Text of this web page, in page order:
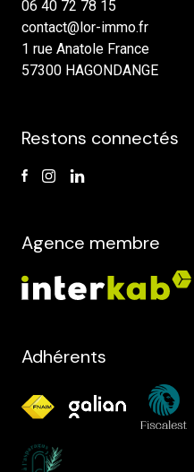
06 40 72 78 15
contact@lor-immo.fr
1 rue Anatole France
57300 HAGONDANGE
Restons connectés
Agence membre
Adhérents